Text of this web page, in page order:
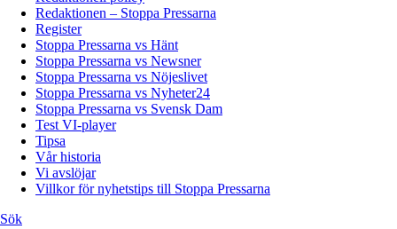
Redaktionen – Stoppa Pressarna
Register
Stoppa Pressarna vs Hänt
Stoppa Pressarna vs Newsner
Stoppa Pressarna vs Nöjeslivet
Stoppa Pressarna vs Nyheter24
Stoppa Pressarna vs Svensk Dam
Test VI-player
Tipsa
Vår historia
Vi avslöjar
Villkor för nyhetstips till Stoppa Pressarna
Sök